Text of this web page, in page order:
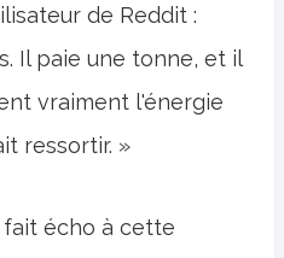
de Reddit :
Il paie une tonne, et il
vraiment l'énergie
ressortir. »
écho à cette